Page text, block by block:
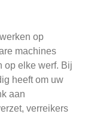
op
machines
op elke werf. Bij
heeft om uw
aan
verreikers